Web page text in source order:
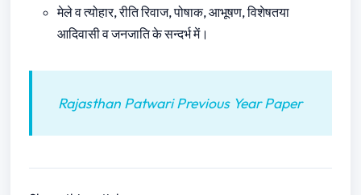
मेले व त्योहार, रीति रिवाज, पोषाक, आभूषण, विशेषतया
आदिवासी व जनजाति के सन्दर्भ में।
Rajasthan Patwari Previous Year Paper